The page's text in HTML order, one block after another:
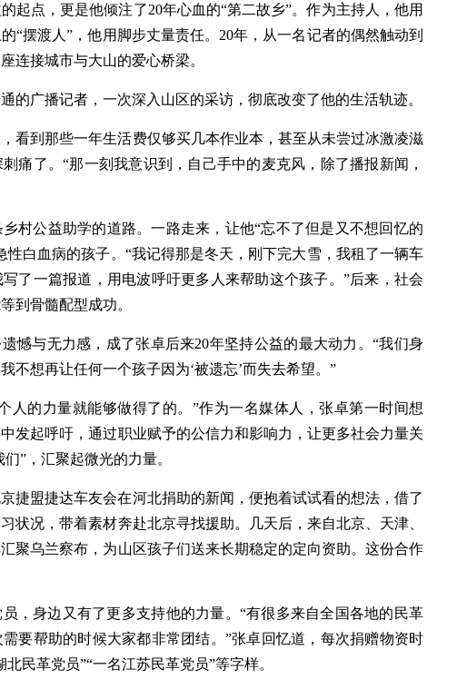
起点，更是他倾注了20年心血的“第二故乡”。作为主持人，他用
“摆渡人”，他用脚步丈量责任。20年，从一名记者的偶然触动到
连接城市与大山的爱心桥梁。
的广播记者，一次深入山区的采访，彻底改变了他的生活轨迹。
看到那些一年生活费仅够买几本作业本，甚至从未尝过冰激凌滋
痛了。“那一刻我意识到，自己手中的麦克风，除了播报新闻，
村公益助学的道路。一路走来，让他“忘不了但是又不想回忆的
性白血病的孩子。“我记得那是冬天，刚下完大雪，我租了一辆车
了一篇报道，用电波呼吁更多人来帮助这个孩子。”后来，社会
到骨髓配型成功。
憾与无力感，成了张卓后来20年坚持公益的最大动力。“我们身
不想再让任何一个孩子因为‘被遗忘’而失去希望。”
人的力量就能够做得了的。”作为一名媒体人，张卓第一时间想
发起呼吁，通过职业赋予的公信力和影响力，让更多社会力量关
”，汇聚起微光的力量。
捷盟捷达车友会在河北捐助的新闻，便抱着试试看的想法，借了
状况，带着素材奔赴北京寻找援助。几天后，来自北京、天津、
聚乌兰察布，为山区孩子们送来长期稳定的定向资助。这份合作
，身边又有了更多支持他的力量。“有很多来自全国各地的民革
要帮助的时候大家都非常团结。”张卓回忆道，每次捐赠物资时
民革党员”“一名江苏民革党员”等字样。